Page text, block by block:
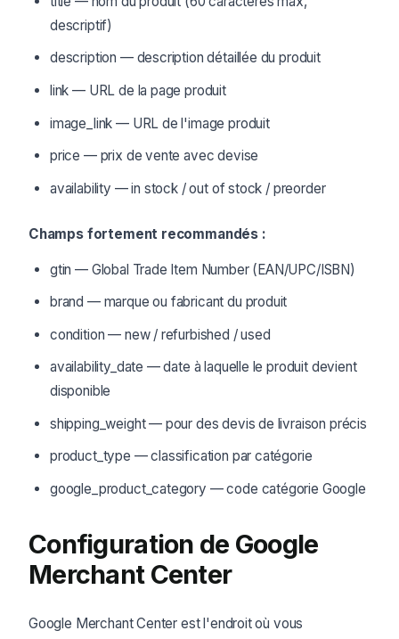
descriptif)
description — description détaillée du produit
link — URL de la page produit
image_link — URL de l'image produit
price — prix de vente avec devise
availability — in stock / out of stock / preorder
Champs fortement recommandés :
gtin — Global Trade Item Number (EAN/UPC/ISBN)
brand — marque ou fabricant du produit
condition — new / refurbished / used
availability_date — date à laquelle le produit devient
disponible
shipping_weight — pour des devis de livraison précis
product_type — classification par catégorie
google_product_category — code catégorie Google
Configuration de Google
Merchant Center
Google Merchant Center est l'endroit où vous